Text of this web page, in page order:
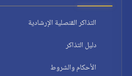
التذاكر القنصلية الإرشادية
دليل التذاكر
الأحكام والشروط